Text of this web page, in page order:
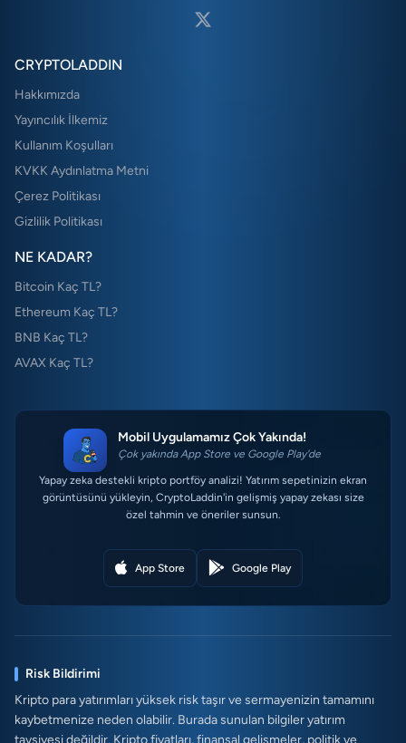
CRYPTOLADDIN
Hakkımızda
Yayıncılık İlkemiz
Kullanım Koşulları
KVKK Aydınlatma Metni
Çerez Politikası
Gizlilik Politikası
NE KADAR?
Bitcoin Kaç TL?
Ethereum Kaç TL?
BNB Kaç TL?
AVAX Kaç TL?
Mobil Uygulamamız Çok Yakında!
Çok yakında App Store ve Google Play'de
Yapay zeka destekli kripto portföy analizi! Yatırım sepetinizin ekran
görüntüsünü yükleyin, CryptoLaddin'in gelişmiş yapay zekası size
özel tahmin ve öneriler sunsun.
App Store Google Play
Risk Bildirimi
Kripto para yatırımları yüksek risk taşır ve sermayenizin tamamını
kaybetmenize neden olabilir. Burada sunulan bilgiler yatırım